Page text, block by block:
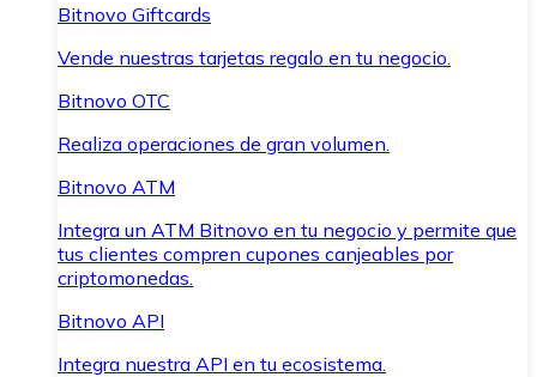
Bitnovo Giftcards
Vende nuestras tarjetas regalo en tu negocio.
Bitnovo OTC
Realiza operaciones de gran volumen.
Bitnovo ATM
Integra un ATM Bitnovo en tu negocio y permite que
tus clientes compren cupones canjeables por
criptomonedas.
Bitnovo API
Integra nuestra API en tu ecosistema.